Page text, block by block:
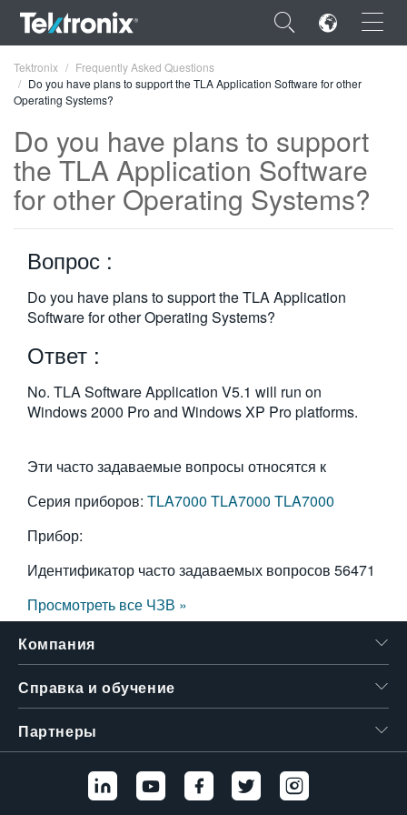
×
ENGLISH
FRANÇAIS
简体中文
日本語
한국어
Tektronix
Frequently Asked Questions
Do you have plans to support the TLA Application Software for other
Operating Systems?
Do you have plans to support
the TLA Application Software
for other Operating Systems?
Вопрос :
Do you have plans to support the TLA Application
Software for other Operating Systems?
Ответ :
No. TLA Software Application V5.1 will run on
Windows 2000 Pro and Windows XP Pro platforms.
Эти часто задаваемые вопросы относятся к
Серия приборов: TLA7000 TLA7000 TLA7000
Прибор:
Идентификатор часто задаваемых вопросов 56471
Просмотреть все ЧЗВ »
Компания
Справка и обучение
Партнеры